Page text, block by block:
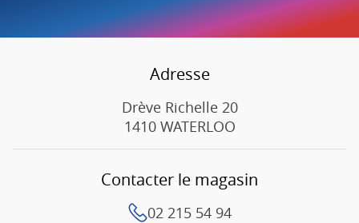
Adresse
Drève Richelle 20
1410 WATERLOO
Contacter le magasin
02 215 54 94